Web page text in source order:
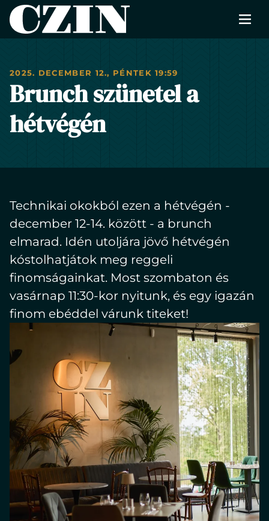
CZIN
FOTÓK
ÉTLAP
FOGLALÁS
EN
Change
language:
Brunch szünetel a
hétvégén
2025. DECEMBER 12., PÉNTEK 19:59
Technikai okokból ezen a hétvégén -
december 12-14. között - a brunch
elmarad. Idén utoljára jövő hétvégén
kóstolhatjátok meg reggeli
finomságainkat. Most szombaton és
vasárnap 11:30-kor nyitunk, és egy igazán
finom ebéddel várunk titeket!